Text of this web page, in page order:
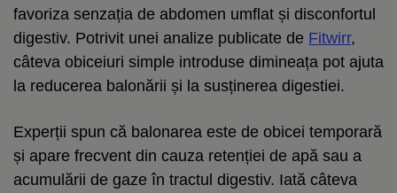
favoriza senzația de abdomen umflat și disconfortul
digestiv. Potrivit unei analize publicate de Fitwirr,
câteva obiceiuri simple introduse dimineața pot ajuta
la reducerea balonării și la susținerea digestiei.
Experții spun că balonarea este de obicei temporară
și apare frecvent din cauza retenției de apă sau a
acumulării de gaze în tractul digestiv. Iată câteva